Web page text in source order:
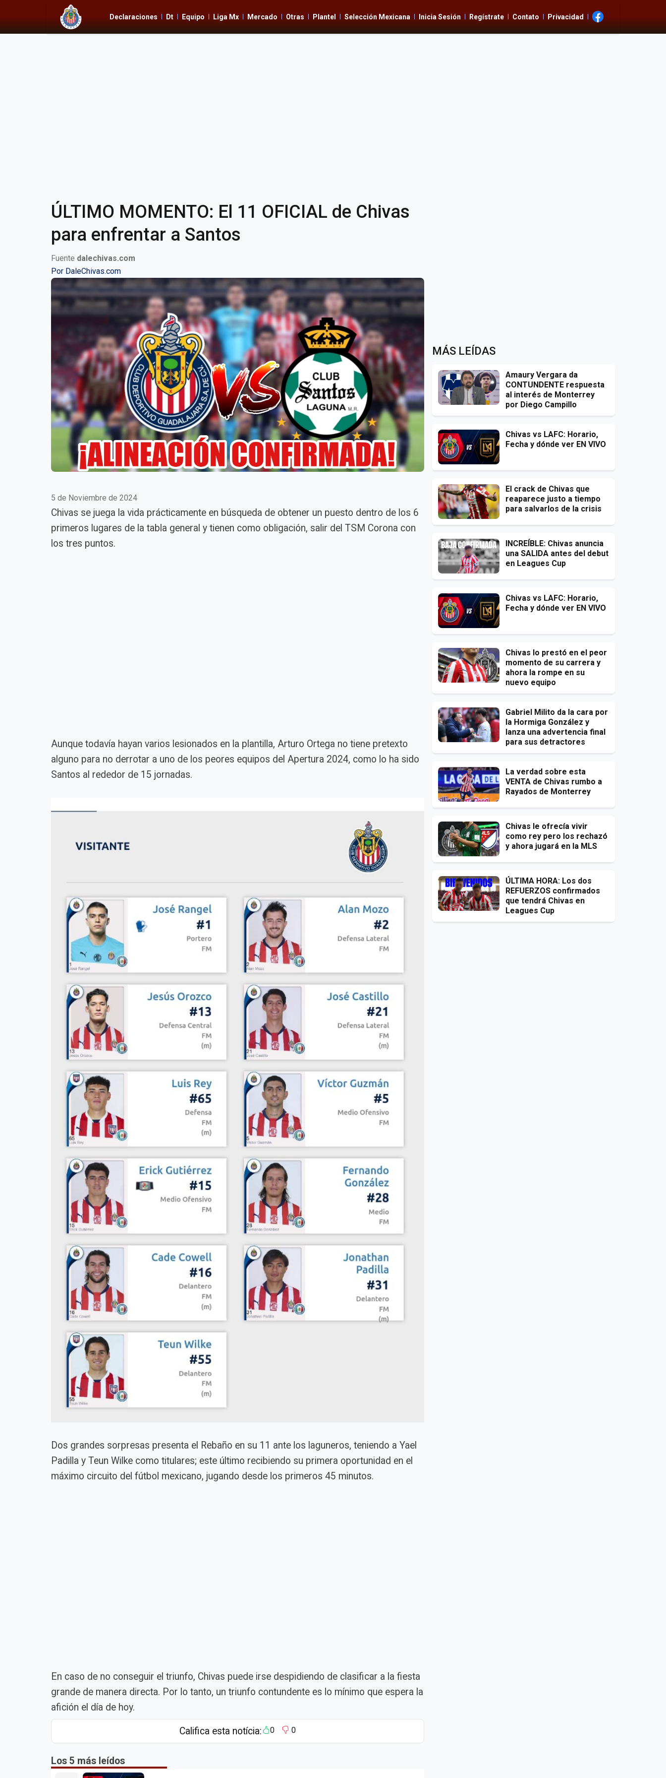
Declaraciones Dt Equipo Liga Mx Mercado Otras Plantel Selección Mexicana Inicia Sesión Regístrate Contato Privacidad
ÚLTIMO MOMENTO: El 11 OFICIAL de Chivas
para enfrentar a Santos
Fuente dalechivas.com
Por DaleChivas.com
5 de Noviembre de 2024
Chivas se juega la vida prácticamente en búsqueda de obtener un puesto dentro de los 6
primeros lugares de la tabla general y tienen como obligación, salir del TSM Corona con
los tres puntos.
Aunque todavía hayan varios lesionados en la plantilla, Arturo Ortega no tiene pretexto
alguno para no derrotar a uno de los peores equipos del Apertura 2024, como lo ha sido
Santos al rededor de 15 jornadas.
Dos grandes sorpresas presenta el Rebaño en su 11 ante los laguneros, teniendo a Yael
Padilla y Teun Wilke como titulares; este último recibiendo su primera oportunidad en el
máximo circuito del fútbol mexicano, jugando desde los primeros 45 minutos.
En caso de no conseguir el triunfo, Chivas puede irse despidiendo de clasificar a la fiesta
grande de manera directa. Por lo tanto, un triunfo contundente es lo mínimo que espera la
afición el día de hoy.
Califica esta notícia: 0 0
Los 5 más leídos
MÁS LEÍDAS
Amaury Vergara da
CONTUNDENTE respuesta
al interés de Monterrey
por Diego Campillo
Chivas vs LAFC: Horario,
Fecha y dónde ver EN VIVO
El crack de Chivas que
reaparece justo a tiempo
para salvarlos de la crisis
INCREÍBLE: Chivas anuncia
una SALIDA antes del debut
en Leagues Cup
Chivas vs LAFC: Horario,
Fecha y dónde ver EN VIVO
Chivas lo prestó en el peor
momento de su carrera y
ahora la rompe en su
nuevo equipo
Gabriel Milito da la cara por
la Hormiga González y
lanza una advertencia final
para sus detractores
La verdad sobre esta
VENTA de Chivas rumbo a
Rayados de Monterrey
Chivas le ofrecía vivir
como rey pero los rechazó
y ahora jugará en la MLS
ÚLTIMA HORA: Los dos
REFUERZOS confirmados
que tendrá Chivas en
Leagues Cup